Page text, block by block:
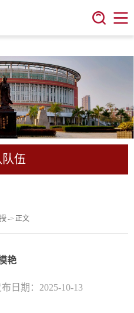
方网站
队伍
-> 正文
艳
布日期：2025-10-13